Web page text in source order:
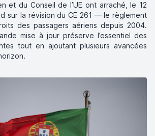
et du Conseil de l’UE ont arraché, le 12
sur la révision du CE 261 — le règlement
des passagers aériens depuis 2004.
mise à jour préserve l’essentiel des
tout en ajoutant plusieurs avancées